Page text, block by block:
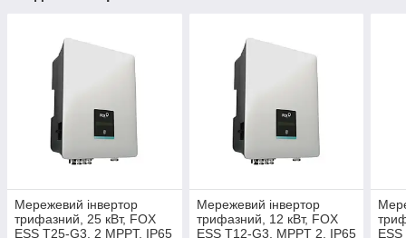
Мережевий інвертор
трифазний, 25 кВт, FOX
ESS T25-G3, 2 MPPT, IP65
Мережевий інвертор
трифазний, 12 кВт, FOX
ESS T12-G3, MPPT 2, IP65